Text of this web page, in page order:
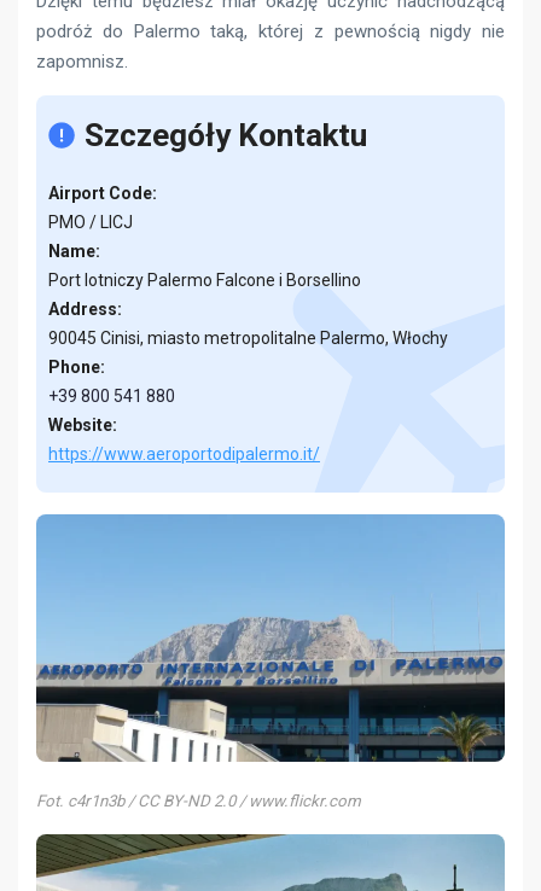
podróż do Palermo taką, której z pewnością nigdy nie
zapomnisz.
Szczegóły Kontaktu
Airport Code:
PMO / LICJ
Name:
Port lotniczy Palermo Falcone i Borsellino
Address:
90045 Cinisi, miasto metropolitalne Palermo, Włochy
Phone:
+39 800 541 880
Website:
https://www.aeroportodipalermo.it/
Fot. c4r1n3b / CC BY-ND 2.0 / www.flickr.com